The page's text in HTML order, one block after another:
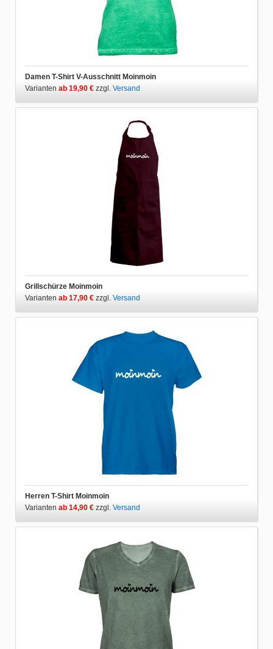
Damen T-Shirt V-Ausschnitt Moinmoin
Varianten ab 19,90 € zzgl. Versand
Grillschürze Moinmoin
Varianten ab 17,90 € zzgl. Versand
Herren T-Shirt Moinmoin
Varianten ab 14,90 € zzgl. Versand